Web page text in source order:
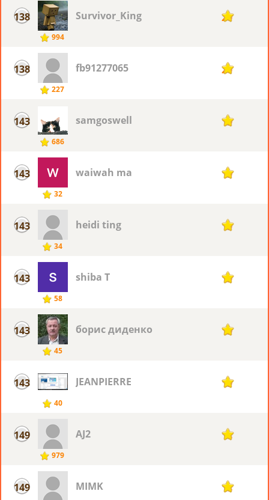
138
994
Survivor_King 20
138
227
fb91277065 20
143
686
samgoswell 19
143
32
waiwah ma 19
143
34
heidi ting 19
143
58
shiba T 19
143
45
борис диденко 19
143
40
JEANPIERRE 19
149
979
AJ2 18
149 MIMK 18